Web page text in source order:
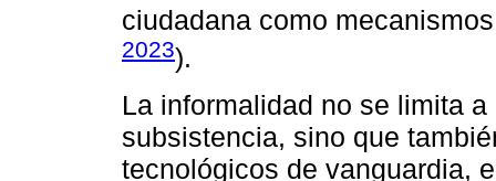
ciudadana como
2023).
La informalidad no se limita
subsistencia, sino que
tecnológicos de vanguardia,